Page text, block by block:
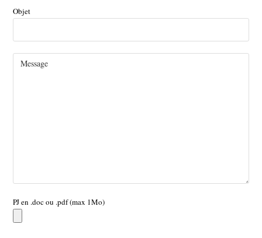
Objet
PJ en .doc ou .pdf (max 1Mo)